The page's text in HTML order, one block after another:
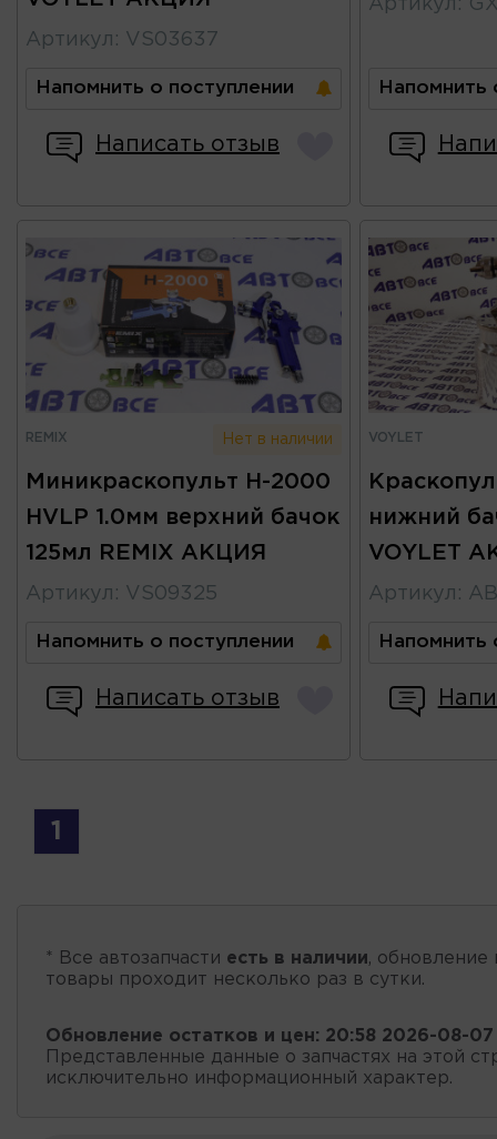
Артикул : VS03637
Напомнить о поступлении
Написать отзыв
Артикул :
Напомнить
REMIX Нет в наличии
Миникраскопульт H-2000
HVLP 1.0мм верхний бачок
125мл REMIX АКЦИЯ
Артикул : VS09325
Напомнить о поступлении
Написать отзыв
VOYLET
нижний
VOYLET
Артикул :
Напомнить
1
* Все автозапчасти есть в наличии, обновление
товары проходит несколько раз в сутки.
Обновление остатков и цен: 20:58 2026-08-07
Представленные данные о запчастях на этой
исключительно информационный характер.